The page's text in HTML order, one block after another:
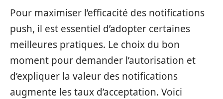
Pour maximiser l’efficacité des notifications
push, il est essentiel d’adopter certaines
meilleures pratiques. Le choix du bon
moment pour demander l’autorisation et
d’expliquer la valeur des notifications
augmente les taux d’acceptation. Voici